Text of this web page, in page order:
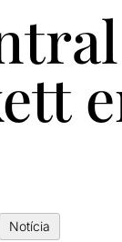
Notícia